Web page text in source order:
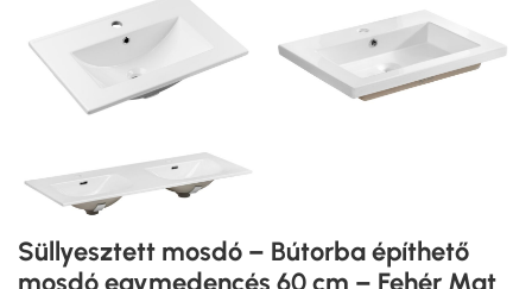
Süllyesztett mosdó – Bútorba építhető
mosdó egymedencés 60 cm – Fehér Mat